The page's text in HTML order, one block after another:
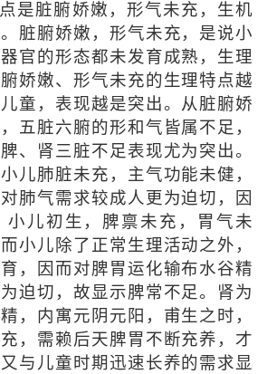
是脏腑娇嫩，形气未充，生机
脏腑娇嫩，形气未充，是说小
官的形态都未发育成熟，生理
娇嫩、形气未充的生理特点越
童，表现越是突出。从脏腑娇
五脏六腑的形和气皆属不足，
、肾三脏不足表现尤为突出。
儿肺脏未充，主气功能未健，
肺气需求较成人更为迫切，因
小儿初生，脾禀未充，胃气未
小儿除了正常生理活动之外，
，因而对脾胃运化输布水谷精
迫切，故显示脾常不足。肾为
，内寓元阴元阳，甫生之时，
，需赖后天脾胃不断充养，才
与儿童时期迅速长养的需求显